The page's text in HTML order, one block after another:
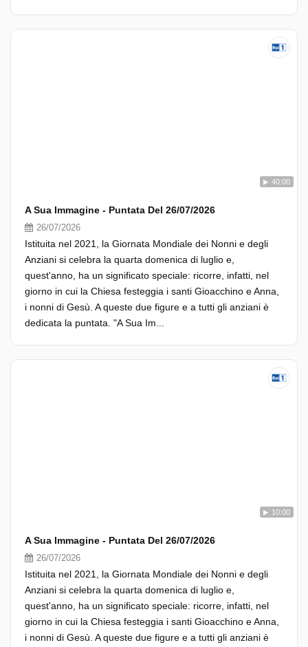
40:00
A Sua Immagine - Puntata Del 26/07/2026
26/07/2026
Istituita nel 2021, la Giornata Mondiale dei Nonni e degli
Anziani si celebra la quarta domenica di luglio e,
quest'anno, ha un significato speciale: ricorre, infatti, nel
giorno in cui la Chiesa festeggia i santi Gioacchino e Anna,
i nonni di Gesù. A queste due figure e a tutti gli anziani è
dedicata la puntata. "A Sua Im...
10:00
A Sua Immagine - Puntata Del 26/07/2026
26/07/2026
Istituita nel 2021, la Giornata Mondiale dei Nonni e degli
Anziani si celebra la quarta domenica di luglio e,
quest'anno, ha un significato speciale: ricorre, infatti, nel
giorno in cui la Chiesa festeggia i santi Gioacchino e Anna,
i nonni di Gesù. A queste due figure e a tutti gli anziani è